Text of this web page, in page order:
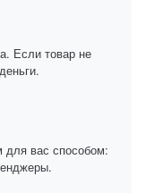
Если товар не
вас способом: